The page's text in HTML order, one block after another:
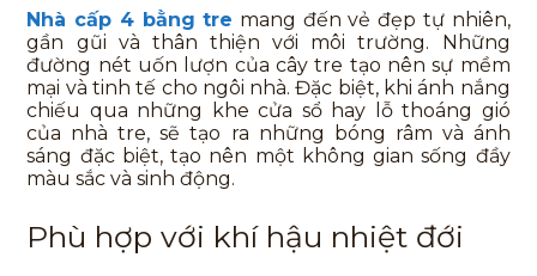
Nhà cấp 4 bằng tre mang đến vẻ đẹp tự nhiên,
gần gũi và thân thiện với môi trường. Những
đường nét uốn lượn của cây tre tạo nên sự mềm
mại và tinh tế cho ngôi nhà. Đặc biệt, khi ánh nắng
chiếu qua những khe cửa sổ hay lỗ thoáng gió
của nhà tre, sẽ tạo ra những bóng râm và ánh
sáng đặc biệt, tạo nên một không gian sống đầy
màu sắc và sinh động.
Phù hợp với khí hậu nhiệt đới